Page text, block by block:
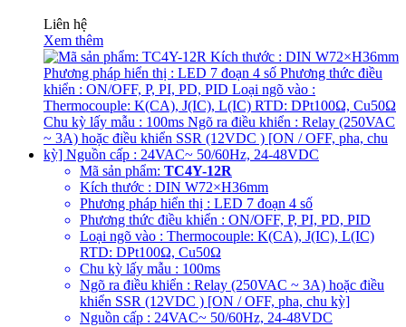
Liên hệ
Xem thêm
Mã sản phẩm: TC4Y-12R
Kích thước : DIN W72×H36mm
Phương pháp hiển thị : LED 7 đoạn 4 số
Phương thức điều khiển : ON/OFF, P, PI, PD, PID
Loại ngõ vào : Thermocouple: K(CA), J(IC), L(IC)
RTD: DPt100Ω, Cu50Ω
Chu kỳ lấy mẫu : 100ms
Ngõ ra điều khiển : Relay (250VAC ~ 3A) hoặc điều
khiển SSR (12VDC ) [ON / OFF, pha, chu kỳ]
Nguồn cấp : 24VAC~ 50/60Hz, 24-48VDC